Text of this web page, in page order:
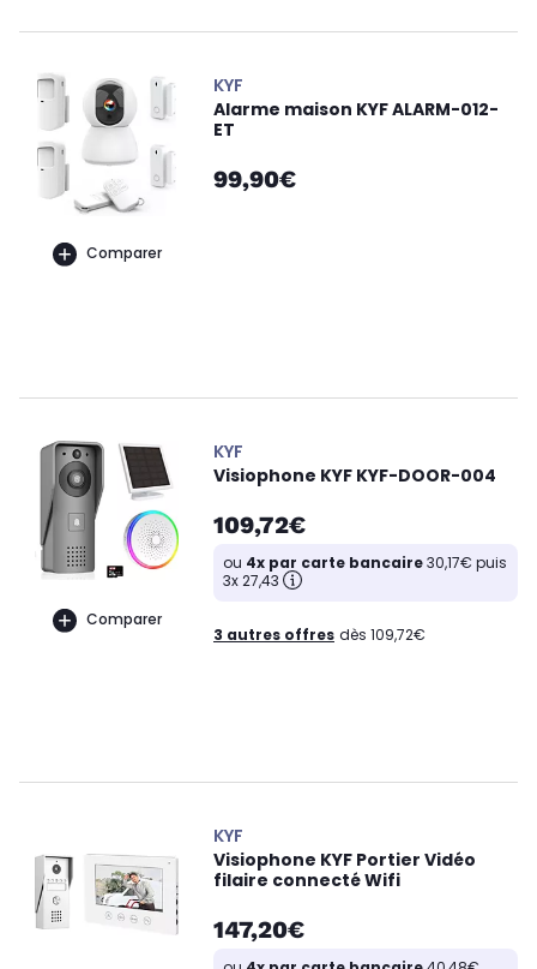
Comparer
KYF
Alarme maison KYF ALARM-012-
ET
99,90€
Comparer
KYF
Visiophone KYF KYF-DOOR-004
109,72€
ou 4x par carte bancaire30,17€ puis
3x 27,43
3 autres offres dès 109,72€
KYF
Visiophone KYF Portier Vidéo
filaire connecté Wifi
147,20€